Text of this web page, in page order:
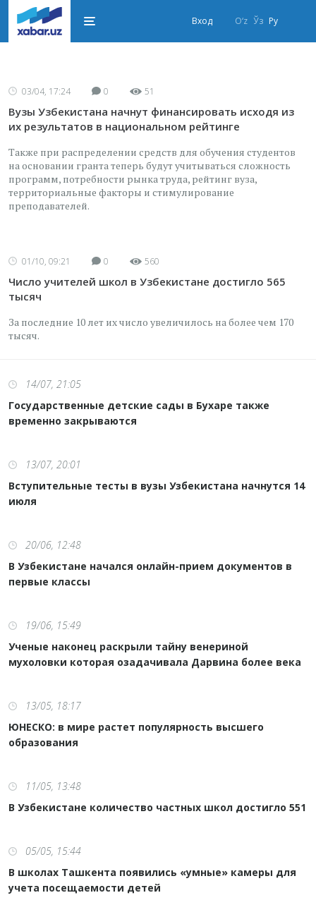
O‘z Ўз Ру
Вход
03/04, 17:24 0 51
Вузы Узбекистана начнут финансировать исходя из
их результатов в национальном рейтинге
Также при распределении средств для обучения студентов
на основании гранта теперь будут учитываться сложность
программ, потребности рынка труда, рейтинг вуза,
территориальные факторы и стимулирование
преподавателей.
01/10, 09:21 0 560
Число учителей школ в Узбекистане достигло 565
тысяч
За последние 10 лет их число увеличилось на более чем 170
тысяч.
14/07, 21:05
Государственные детские сады в Бухаре также
временно закрываются
13/07, 20:01
Вступительные тесты в вузы Узбекистана начнутся 14
июля
20/06, 12:48
В Узбекистане начался онлайн-прием документов в
первые классы
19/06, 15:49
Ученые наконец раскрыли тайну венериной
мухоловки которая озадачивала Дарвина более века
13/05, 18:17
ЮНЕСКО: в мире растет популярность высшего
образования
11/05, 13:48
В Узбекистане количество частных школ достигло 551
05/05, 15:44
В школах Ташкента появились «умные» камеры для
учета посещаемости детей